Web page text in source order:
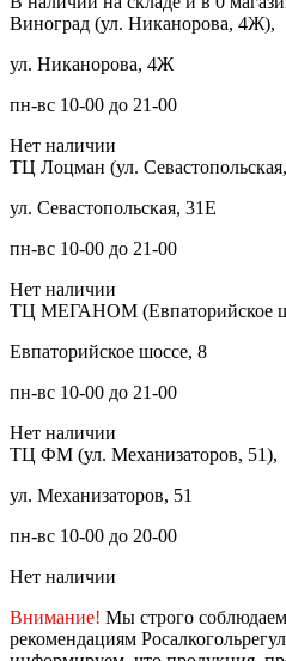
Виноград (ул. Никанорова, 4Ж),
ул. Никанорова, 4Ж
пн-вс 10-00 до 21-00
Нет наличии
ТЦ Лоцман (ул.
ул. Севастопольская, 31Е
пн-вс 10-00 до 21-00
Нет наличии
ТЦ МЕГАНОМ (Евпаторийское
Евпаторийское шоссе, 8
пн-вс 10-00 до 21-00
Нет наличии
ТЦ ФМ (ул. Механизаторов, 51),
ул. Механизаторов, 51
пн-вс 10-00 до 20-00
Нет наличии
Внимание! Мы строго
рекомендациям